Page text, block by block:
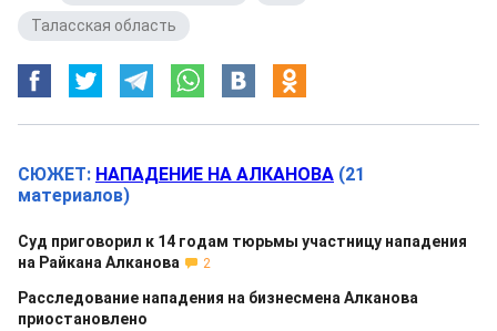
Таласская область
СЮЖЕТ: НАПАДЕНИЕ НА АЛКАНОВА (21
материалов)
Суд приговорил к 14 годам тюрьмы участницу нападения
на Райкана Алканова
2
Расследование нападения на бизнесмена Алканова
приостановлено